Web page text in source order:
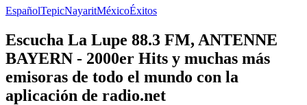
EspañolTepicNayaritMéxicoÉxitos
Escucha La Lupe 88.3 FM, ANTENNE
BAYERN - 2000er Hits y muchas más
emisoras de todo el mundo con la
aplicación de radio.net